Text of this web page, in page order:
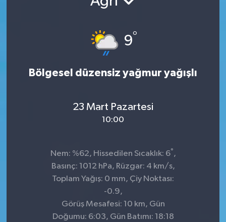
9°
Bölgesel düzensiz yağmur yağışlı
23 Mart Pazartesi
10:00
Nem: %62, Hissedilen Sıcaklık: 6° ,
Basınç: 1012 hPa, Rüzgar: 4 km/s,
Toplam Yağış: 0 mm, Çiy Noktası:
-0.9,
Görüş Mesafesi: 10 km, Gün
Doğumu: 6:03, Gün Batımı: 18:18